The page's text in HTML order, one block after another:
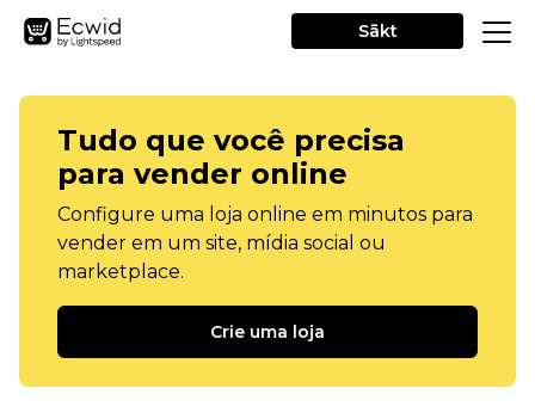
Sākt
Tudo que você precisa
para vender online
Configure uma loja online em minutos para
vender em um site, mídia social ou
marketplace.
Crie uma loja